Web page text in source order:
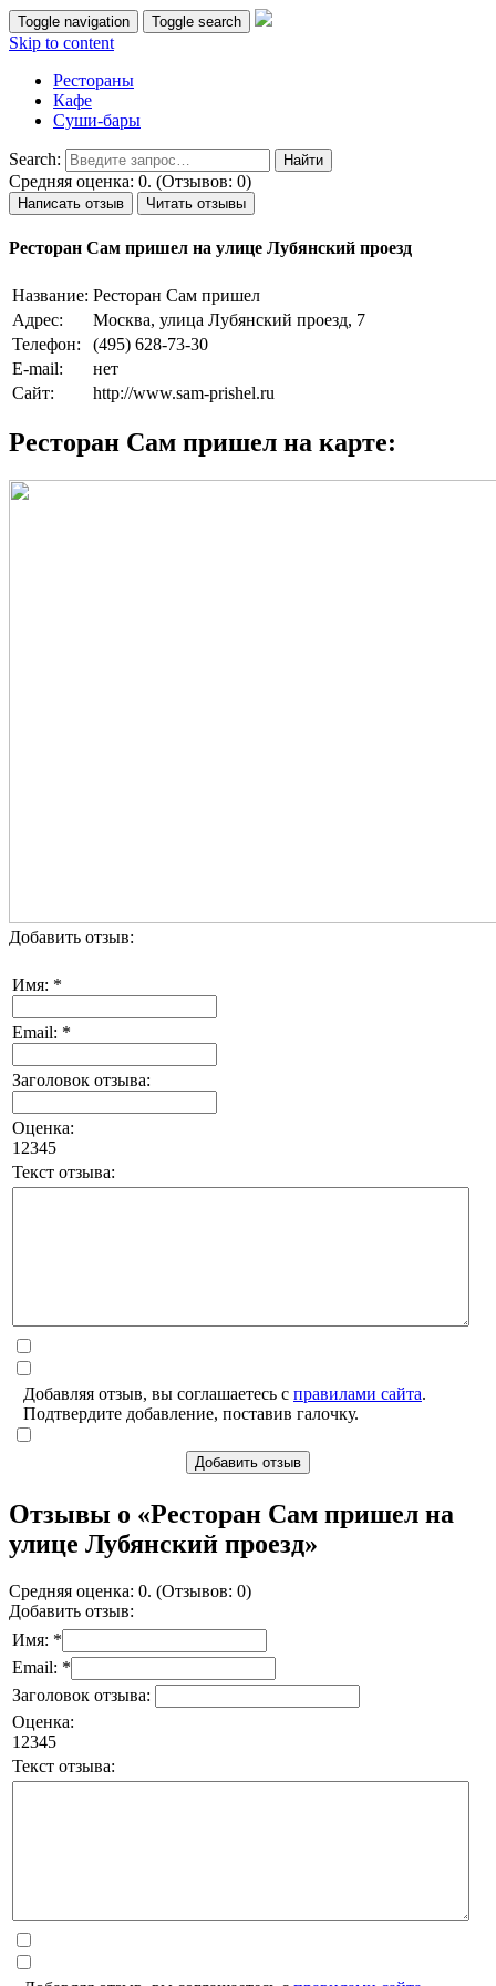
Toggle navigation Toggle search
Skip to content
Рестораны
Кафе
Суши-бары
Search:
Средняя оценка: 0. (Отзывов: 0)
Написать отзыв Читать отзывы
Ресторан Сам пришел на улице Лубянский проезд
Название: Ресторан Сам пришел
Адрес:
Москва, улица Лубянский проезд, 7
Телефон:
(495) 628-73-30
E-mail:
нет
Сайт:
http://www.sam-prishel.ru
Ресторан Сам пришел на карте:
Добавить отзыв:
Имя: *
Email: *
Заголовок отзыва:
Оценка:
1 2345
Текст отзыва:
Добавляя отзыв, вы соглашаетесь с правилами сайта.
Подтвердите добавление, поставив галочку.
Добавить отзыв
Отзывы о «Ресторан Сам пришел на
улице Лубянский проезд»
Средняя оценка: 0. (Отзывов: 0)
Добавить отзыв:
Имя: *
Email: *
Заголовок отзыва:
Оценка:
1 2345
Текст отзыва: